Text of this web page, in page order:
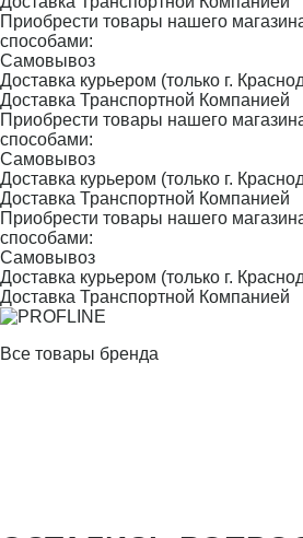
Приобрести товары нашего
способами:
Самовывоз
Доставка курьером (только г.
Доставка Транспортной Компанией
Приобрести товары нашего
способами:
Самовывоз
Доставка курьером (только г.
Доставка Транспортной Компанией
Приобрести товары нашего
способами:
Самовывоз
Доставка курьером (только г.
Доставка Транспортной Компанией
Все товары бренда